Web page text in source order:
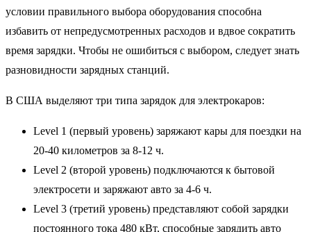
условии правильного выбора оборудования способна
избавить от непредусмотренных расходов и вдвое сократить
время зарядки. Чтобы не ошибиться с выбором, следует знать
разновидности зарядных станций.
В США выделяют три типа зарядок для электрокаров:
Level 1 (первый уровень) заряжают кары для поездки на
20-40 километров за 8-12 ч.
Level 2 (второй уровень) подключаются к бытовой
электросети и заряжают авто за 4-6 ч.
Level 3 (третий уровень) представляют собой зарядки
постоянного тока 480 кВт, способные зарядить авто